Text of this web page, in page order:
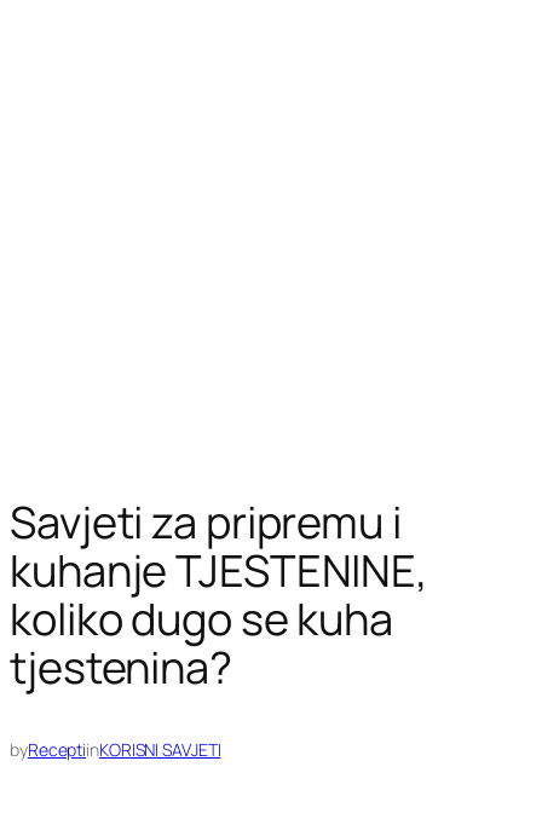
Savjeti za pripremu i
kuhanje TJESTENINE,
koliko dugo se kuha
tjestenina?
byReceptiinKORISNI SAVJETI